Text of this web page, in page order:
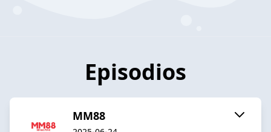
Episodios
MM88